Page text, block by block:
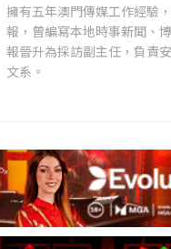
擁有五年澳門傳媒工作經驗
報，曾編寫本地時事新聞、
報晉升為採訪副主任，負責
文系。